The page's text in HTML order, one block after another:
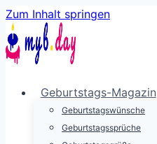
Zum Inhalt springen
Geburtstags-Magazin
Geburtstagswünsche
Geburtstagssprüche